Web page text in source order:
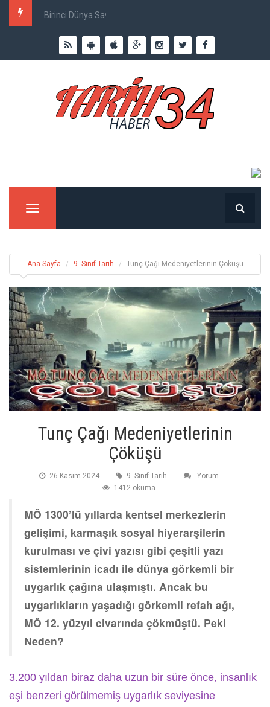
Birinci Dünya Savaşı`nda Ne Kadar İnsan Öldü?
Menu
Ana Sayfa 9. Sınıf Tarih Tunç Çağı Medeniyetlerinin Çöküşü
Tunç Çağı Medeniyetlerinin
Çöküşü
26 Kasim 2024 9. Sınıf Tarih
Yorum
1412 okuma
MÖ 1300’lü yıllarda kentsel merkezlerin
gelişimi, karmaşık sosyal hiyerarşilerin
kurulması ve çivi yazısı gibi çeşitli yazı
sistemlerinin icadı ile dünya görkemli bir
uygarlık çağına ulaşmıştı. Ancak bu
uygarlıkların yaşadığı görkemli refah ağı,
MÖ 12. yüzyıl civarında çökmüştü. Peki
Neden?
3.200 yıldan biraz daha uzun bir süre önce, insanlık
eşi benzeri görülmemiş uygarlık seviyesine